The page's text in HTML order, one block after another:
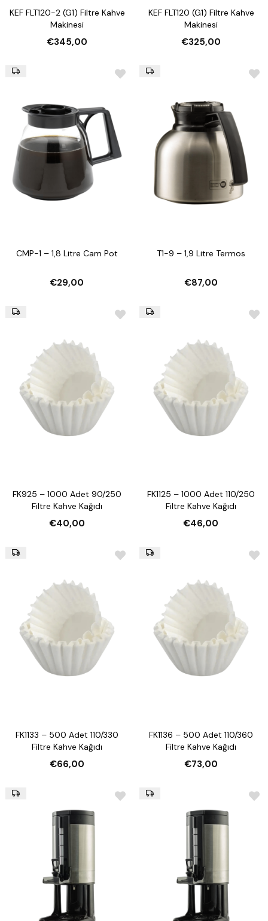
KEF FLT120-2 (G1) Filtre Kahve
Makinesi
€345,00
KEF FLT120 (G1) Filtre Kahve
Makinesi
€325,00
CMP-1 – 1,8 Litre Cam Pot
€29,00
T1-9 – 1,9 Litre Termos
€87,00
FK925 – 1000 Adet 90/250
Filtre Kahve Kağıdı
€40,00
FK1125 – 1000 Adet 110/250
Filtre Kahve Kağıdı
€46,00
FK1133 – 500 Adet 110/330
Filtre Kahve Kağıdı
€66,00
FK1136 – 500 Adet 110/360
Filtre Kahve Kağıdı
€73,00